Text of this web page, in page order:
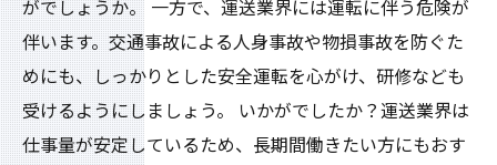
がでしょうか。 一方で、運送業界には運転に伴う危険が
伴います。交通事故による人身事故や物損事故を防ぐた
めにも、しっかりとした安全運転を心がけ、研修なども
受けるようにしましょう。 いかがでしたか？運送業界は
仕事量が安定しているため、長期間働きたい方にもおす